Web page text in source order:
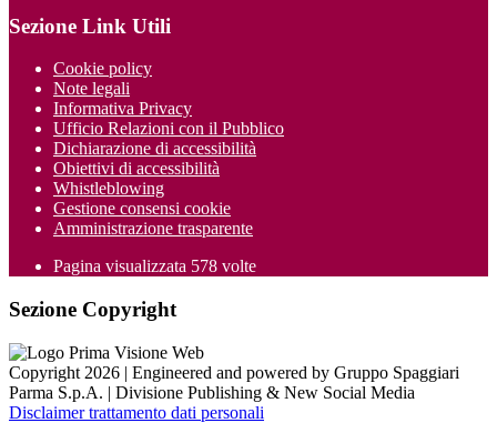
Sezione Link Utili
Cookie policy
Note legali
Informativa Privacy
Ufficio Relazioni con il Pubblico
Dichiarazione di accessibilità
Obiettivi di accessibilità
Whistleblowing
Gestione consensi cookie
Amministrazione trasparente
Pagina visualizzata 578 volte
Sezione Copyright
Copyright 2026 | Engineered and powered by Gruppo Spaggiari
Parma S.p.A. | Divisione Publishing & New Social Media
Disclaimer trattamento dati personali